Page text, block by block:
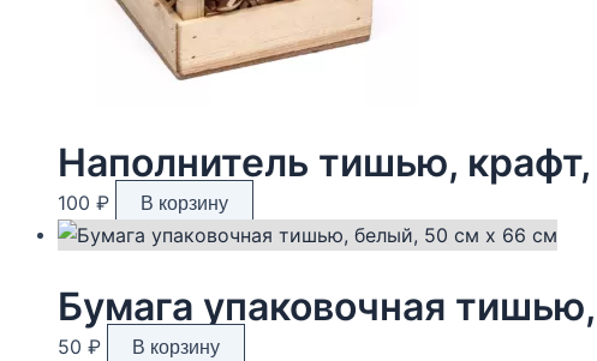
Наполнитель тишью, крафт,
100 ₽ В корзину
Бумага упаковочная
50 ₽ В корзину